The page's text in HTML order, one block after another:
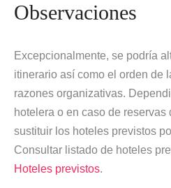
Observaciones
Excepcionalmente, se podría
itinerario así como el orden de
razones organizativas.
hotelera o en caso de
sustituir los hoteles previstos
Consultar listado de hoteles
Hoteles previstos.